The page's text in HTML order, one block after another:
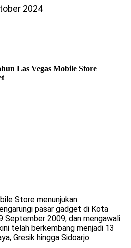
2024
Las Vegas Mobile Store
Store menunjukan
pasar gadget di Kota
September 2009, dan mengawali
telah berkembang menjadi 13
Gresik hingga Sidoarjo.